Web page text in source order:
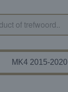
MK4 2015-2020